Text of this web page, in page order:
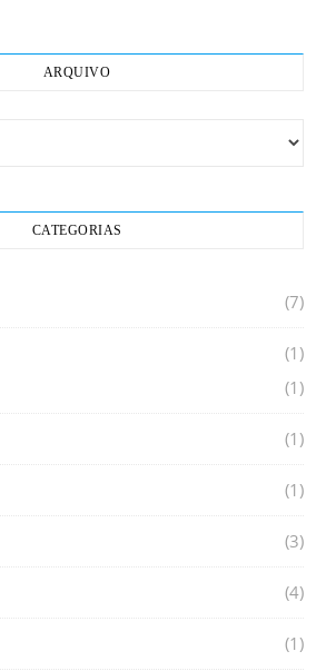
ARQUIVO
CATEGORIAS
(7)
(1)
(1)
(1)
(1)
(3)
(4)
(1)